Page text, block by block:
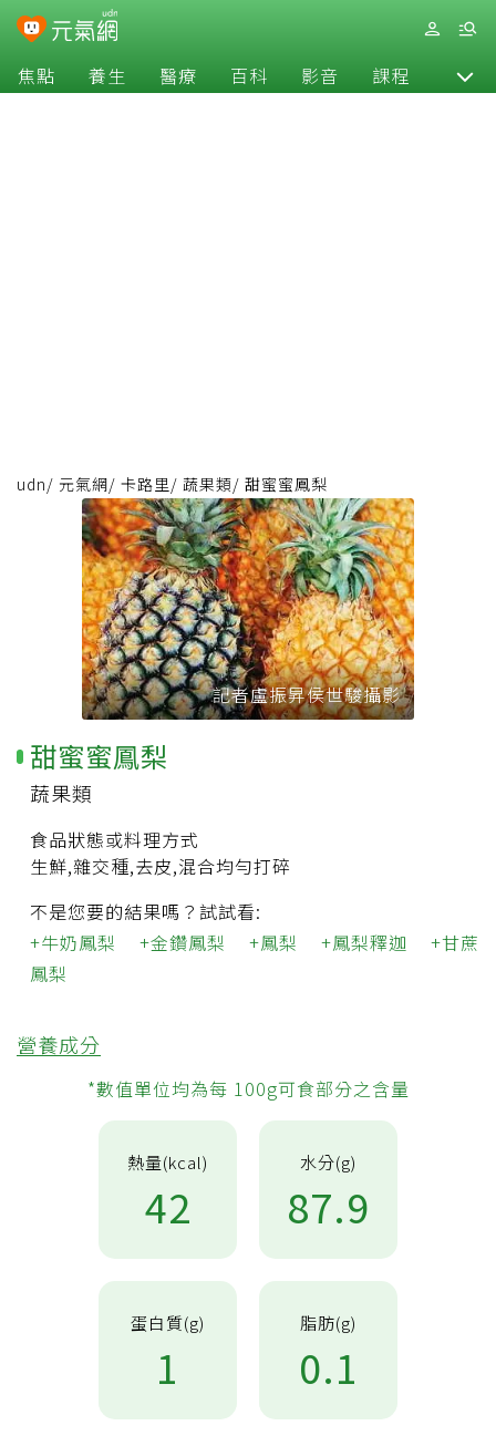
焦點 養生 醫療 百科 影音 課程 退休
udn/ 元氣網/ 卡路里/ 蔬果類/ 甜蜜蜜鳳梨
記者盧振昇侯世駿攝影
甜蜜蜜鳳梨
蔬果類
食品狀態或料理方式
生鮮,雜交種,去皮,混合均勻打碎
不是您要的結果嗎？試試看:
牛奶鳳梨
金鑽鳳梨 鳳梨 鳳梨釋迦
甘蔗
鳳梨
營養成分
*數值單位均為每 100g可食部分之含量
熱量(kcal)
42
水分(g)
87.9
蛋白質(g)
1
脂肪(g)
0.1